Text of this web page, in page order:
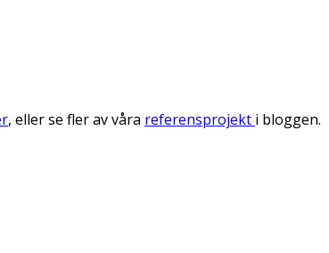
, eller se fler av våra referensprojekt i bloggen.